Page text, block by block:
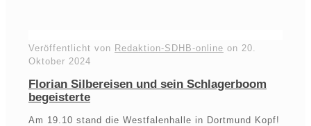
Veröffentlicht von Redaktion-SDHB-online on 20.
Oktober 2024
Florian Silbereisen und sein Schlagerboom
begeisterte
Am 19.10 stand die Westfalenhalle in Dortmund Kopf!